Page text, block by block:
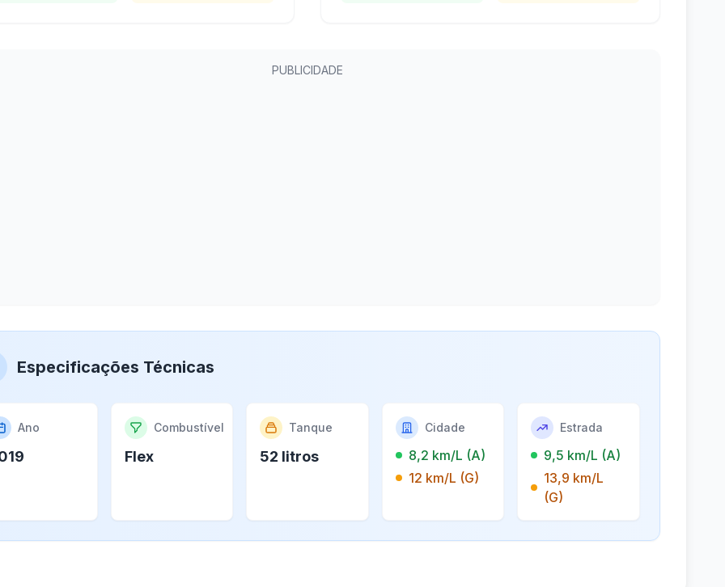
PUBLICIDADE
Especificações Técnicas
Ano Combustível
Flex
Tanque
52 litros
Cidade
8,2 km/L (A)
12 km/L (G)
Estrada
9,5 km/L (A)
13,9 km/L
(G)